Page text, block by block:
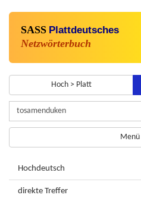
SASS Plattdeutsches
Netzwörterbuch
Hoch > Platt
Menü
Hochdeutsch
direkte Treffer